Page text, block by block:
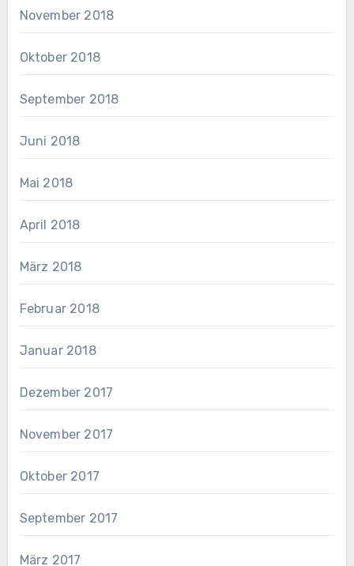
November 2018
Oktober 2018
September 2018
Juni 2018
Mai 2018
April 2018
März 2018
Februar 2018
Januar 2018
Dezember 2017
November 2017
Oktober 2017
September 2017
März 2017